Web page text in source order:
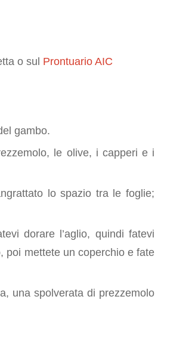
o sul Prontuario AIC
gambo.
le olive, i capperi e i
lo spazio tra le foglie;
dorare l’aglio, quindi fatevi
poi mettete un coperchio e fate
una spolverata di prezzemolo